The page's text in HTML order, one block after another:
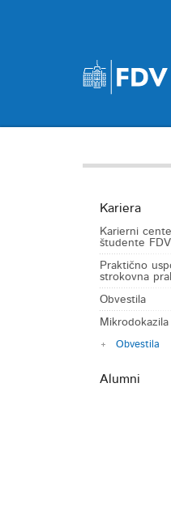
Kariera
Karierni
študente FDV
Praktično
strokovna
Obvestila
Mikrodokazila
Obvestila
Alumni